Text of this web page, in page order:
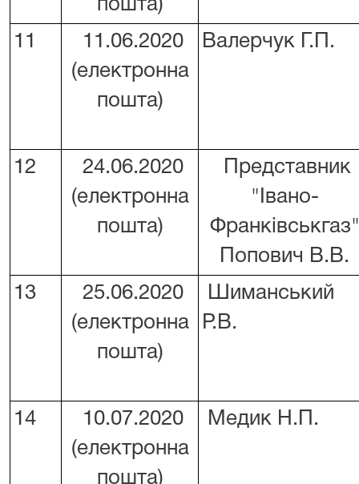
пошта)
11
11.06.2020
(електронна
пошта)
Валерчук Г.П.
12
24.06.2020
(електронна
пошта)
Представник
"Івано-
Франківськгаз"
Попович В.В.
13
25.06.2020
(електронна
пошта)
Шиманський
Р.В.
14
10.07.2020
(електронна
пошта)
Медик Н.П.